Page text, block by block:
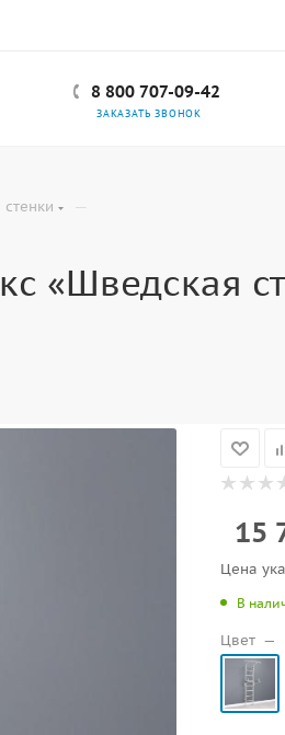
8 800 707-09-42
ЗАКАЗАТЬ ЗВОНОК
—
«Шведская
15
Цена
В
Цвет —